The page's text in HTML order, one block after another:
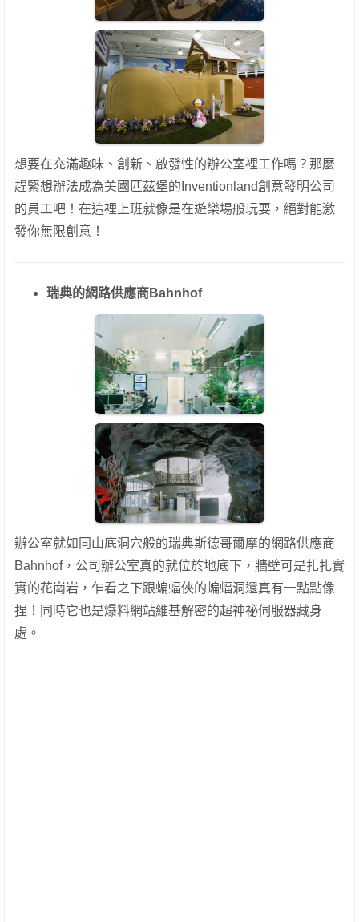
想要在充滿趣味、創新、啟發性的辦公室裡工作嗎？那麼
趕緊想辦法成為美國匹茲堡的Inventionland創意發明公司
的員工吧！在這裡上班就像是在遊樂場般玩耍，絕對能激
發你無限創意！
瑞典的網路供應商Bahnhof
辦公室就如同山底洞穴般的瑞典斯德哥爾摩的網路供應商
Bahnhof，公司辦公室真的就位於地底下，牆壁可是扎扎實
實的花崗岩，乍看之下跟蝙蝠俠的蝙蝠洞還真有一點點像
捏！同時它也是爆料網站維基解密的超神祕伺服器藏身
處。